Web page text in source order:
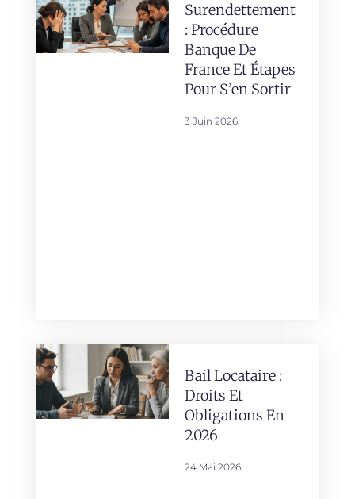
Surendettement
: Procédure
Banque De
France Et Étapes
Pour S’en Sortir
3 Juin 2026
Bail Locataire :
Droits Et
Obligations En
2026
24 Mai 2026